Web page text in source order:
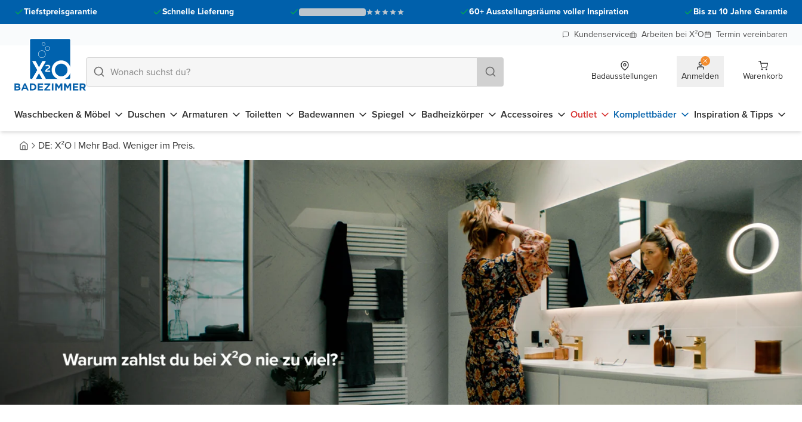
Tiefstpreisgarantie Schnelle Lieferung 60+ Ausstellungsräume voller Inspiration
Bis zu 10 Jahre Garantie
Kundenservice
Arbeiten bei X²O Termin vereinbaren
Badausstellungen Anmelden Warenkorb
Waschbecken & Möbel Duschen Armaturen Toiletten Badewannen Spiegel Badheizkörper Accessoires Outlet Komplettbäder Inspiration & Tipps
DE: X²O | Mehr Bad. Weniger im Preis.